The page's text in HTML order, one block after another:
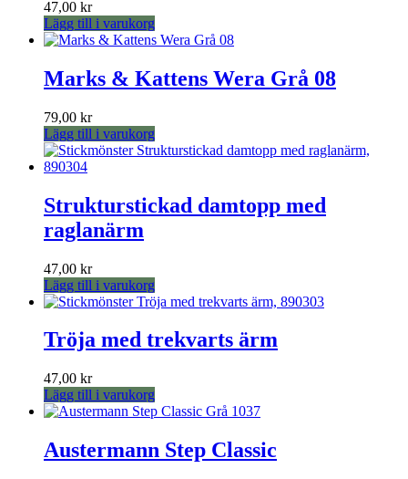
47,00 kr
Lägg till i varukorg
Marks & Kattens Wera Grå 08
79,00 kr
Lägg till i varukorg
Strukturstickad damtopp med
raglanärm
47,00 kr
Lägg till i varukorg
Tröja med trekvarts ärm
47,00 kr
Lägg till i varukorg
Austermann Step Classic